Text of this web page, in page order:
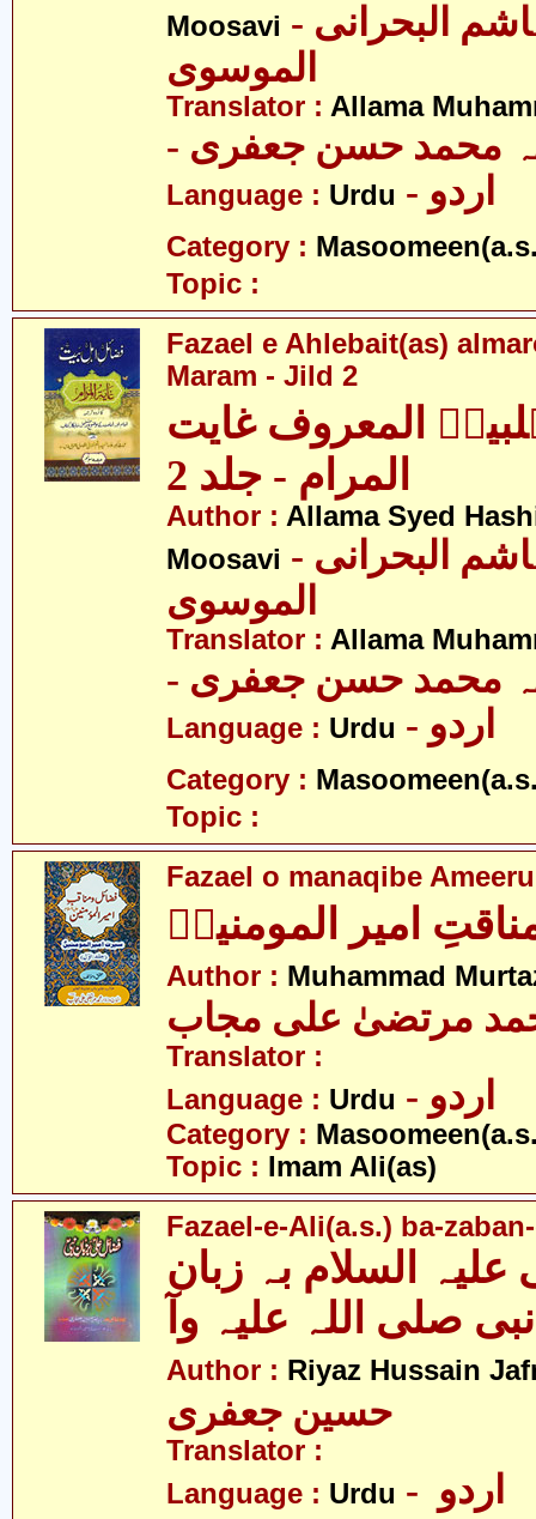
Moosavi - علامہ سید ہاشم البحرانی
الموسوی
Translator : Allama
محمد حسن جعفری
Language : Urdu - اردو
Category :
Topic :
Fazael e Ahlebait(as)
Maram - Jild 2
المعروف غایت
المرام - جلد 2
Author : Allama Syed
Moosavi - علامہ سید ہاشم البحرانی
الموسوی
Translator : Allama
محمد حسن جعفری
Language : Urdu - اردو
Category :
Topic :
Fazael o manaqibe
امیر المومنینؑ
Author : Muhammad
مرتضیٰ علی مجاب
Translator :
Language : Urdu - اردو
Category :
Topic : Imam Ali(as)
Fazael-e-Ali(a.s.) ba-
السلام بہ زبان
نبی صلی اللہ علیہ وآ
Author : Riyaz Hussain
حسین جعفری
Translator :
Language : Urdu